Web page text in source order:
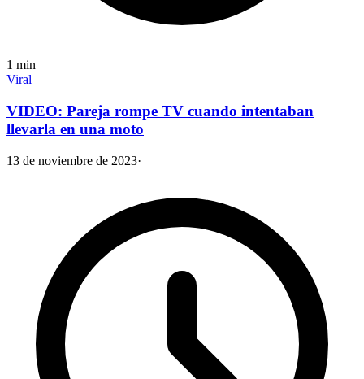
1 min
Viral
VIDEO: Pareja rompe TV cuando intentaban
llevarla en una moto
13 de noviembre de 2023·